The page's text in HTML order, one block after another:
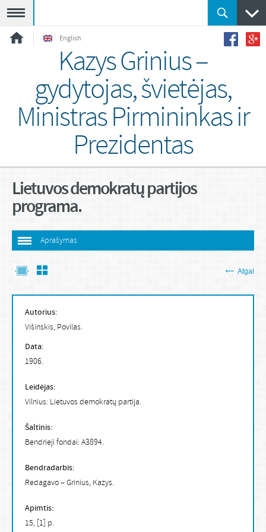
English
Kazys Grinius –
gydytojas, švietėjas,
Ministras Pirmininkas ir
Prezidentas
Lietuvos demokratų partijos
programa.
Aprašymas
Atgal
Autorius:
Višinskis, Povilas.
Data:
1906.
Leidėjas:
Vilnius: Lietuvos demokratų partija.
Šaltinis:
Bendrieji fondai: A3894.
Bendradarbis:
Redagavo – Grinius, Kazys.
Apimtis:
15, [1] p.